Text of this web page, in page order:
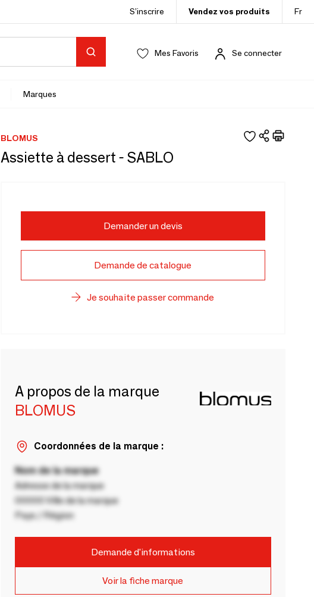
S’inscrire Vendez vos produits Fr
Mes Favoris Se connecter
Marques
BLOMUS
Assiette à dessert - SABLO
Demander un devis
Demande de catalogue
Je souhaite passer commande
A propos de la marque
BLOMUS
Coordonnées de la marque :
Nom de la marque
Adresse de la marque
00000 Ville de la marque
Pays / Région
Demande d'informations
Voir la fiche marque